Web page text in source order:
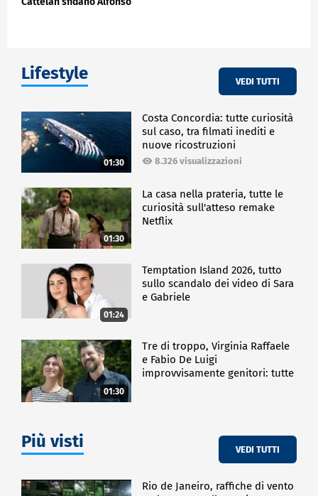
Lifestyle VEDI TUTTI
01:30
Costa Concordia: tutte curiosità
sul caso, tra filmati inediti e
nuove ricostruzioni
8.326 visualizzazioni
01:30
La casa nella prateria, tutte le
curiosità sull'atteso remake
Netflix
01:24
Temptation Island 2026, tutto
sullo scandalo dei video di Sara
e Gabriele
01:30
Tre di troppo, Virginia Raffaele
e Fabio De Luigi
improvvisamente genitori: tutte
Più visti VEDI TUTTI
Rio de Janeiro, raffiche di vento